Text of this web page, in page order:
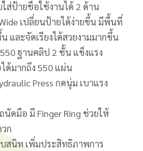
ส่ป้ายชื่อใช้งานได้ 2 ด้าน
เปลี่ยนป้ายได้ง่ายขึ้น มีพื้นที่
และจัดเรียงได้สวยงามมากขึ้น
ฐานคลิป 2 ชั้น แข็งแรง
ด้มากถึง 550 แผ่น
Press กดนุ่ม เบาแรง
นัดมือ มี Finger Ring ช่วยให้
ก
สนิท เพิ่มประสิทธิภาพการ